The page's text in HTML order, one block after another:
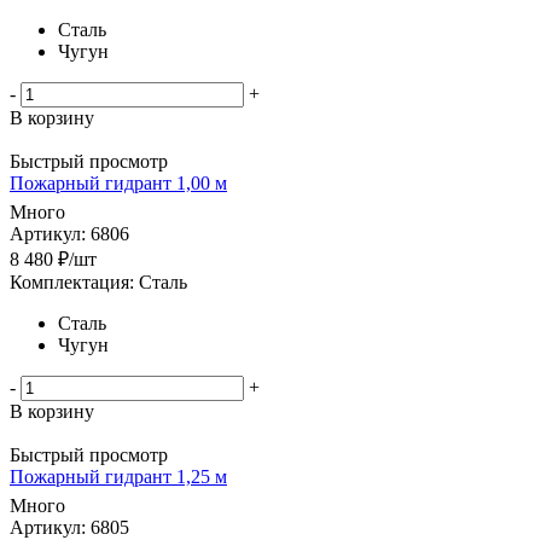
Сталь
Чугун
-
+
В корзину
Быстрый просмотр
Пожарный гидрант 1,00 м
Много
Артикул: 6806
8 480 ₽/шт
Комплектация: Сталь
Сталь
Чугун
-
+
В корзину
Быстрый просмотр
Пожарный гидрант 1,25 м
Много
Артикул: 6805